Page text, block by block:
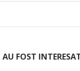
FOST